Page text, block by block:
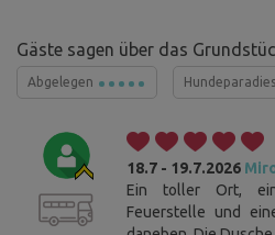
Gäste sagen über das
Abgelegen Hundeparadies
18.7 - 19.7.2026
Ein toller Ort,
Feuerstelle und